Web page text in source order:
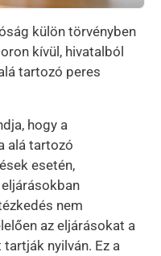
külön törvényben
kívül, hivatalból
tartozó peres
hogy a
alá tartozó
esetén,
nem
az eljárásokat a
nyilván. Ez a